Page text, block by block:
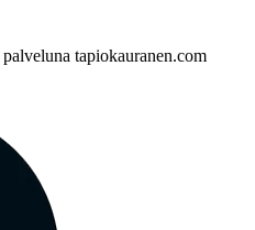
palveluna tapiokauranen.com